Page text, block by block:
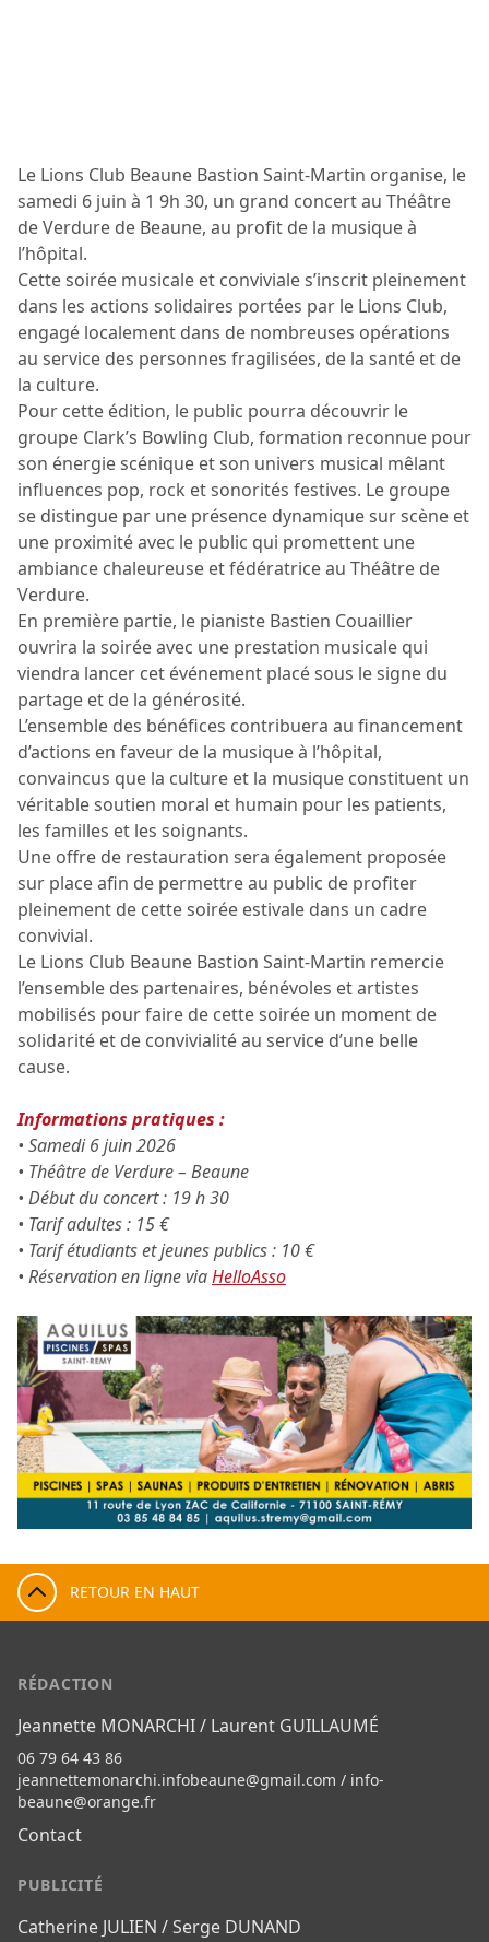
Le Lions Club Beaune Bastion Saint-Martin organise, le
samedi 6 juin à 1 9h 30, un grand concert au Théâtre
de Verdure de Beaune, au profit de la musique à
l’hôpital.
Cette soirée musicale et conviviale s’inscrit pleinement
dans les actions solidaires portées par le Lions Club,
engagé localement dans de nombreuses opérations
au service des personnes fragilisées, de la santé et de
la culture.
Pour cette édition, le public pourra découvrir le
groupe Clark’s Bowling Club, formation reconnue pour
son énergie scénique et son univers musical mêlant
influences pop, rock et sonorités festives. Le groupe
se distingue par une présence dynamique sur scène et
une proximité avec le public qui promettent une
ambiance chaleureuse et fédératrice au Théâtre de
Verdure.
En première partie, le pianiste Bastien Couaillier
ouvrira la soirée avec une prestation musicale qui
viendra lancer cet événement placé sous le signe du
partage et de la générosité.
L’ensemble des bénéfices contribuera au financement
d’actions en faveur de la musique à l’hôpital,
convaincus que la culture et la musique constituent un
véritable soutien moral et humain pour les patients,
les familles et les soignants.
Une offre de restauration sera également proposée
sur place afin de permettre au public de profiter
pleinement de cette soirée estivale dans un cadre
convivial.
Le Lions Club Beaune Bastion Saint-Martin remercie
l’ensemble des partenaires, bénévoles et artistes
mobilisés pour faire de cette soirée un moment de
solidarité et de convivialité au service d’une belle
cause.
Informations pratiques :
• Samedi 6 juin 2026
• Théâtre de Verdure – Beaune
• Début du concert : 19 h 30
• Tarif adultes : 15 €
• Tarif étudiants et jeunes publics : 10 €
• Réservation en ligne viaHelloAsso
RETOUR EN HAUT
RÉDACTION
Jeannette MONARCHI / Laurent GUILLAUMÉ
06 79 64 43 86
jeannettemonarchi.infobeaune@gmail.com / info-
beaune@orange.fr
Contact
PUBLICITÉ
Catherine JULIEN / Serge DUNAND